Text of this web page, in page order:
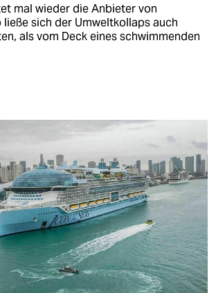
mal wieder die Anbieter von
ließe sich der Umweltkollaps auch
als vom Deck eines schwimmenden